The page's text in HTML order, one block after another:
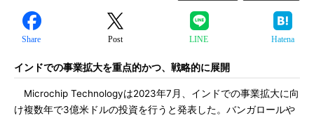
Share Post LINE Hatena
インドでの事業拡大を重点的かつ、戦略的に展開
Microchip Technologyは2023年7月、インドでの事業拡大に向
け複数年で3億米ドルの投資を行うと発表した。バンガロールや